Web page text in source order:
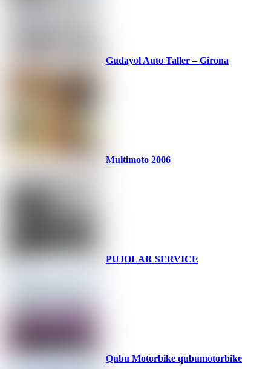
Gudayol Auto Taller – Girona
Multimoto 2006
PUJOLAR SERVICE
Qubu Motorbike qubumotorbike